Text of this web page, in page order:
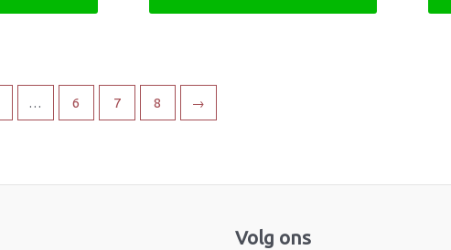
… 6 7 8 →
Volg ons
Facebook
Instagram